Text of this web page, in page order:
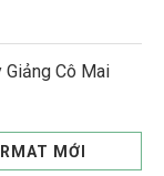
Giảng Cô Mai
MỚI